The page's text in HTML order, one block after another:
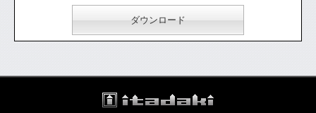
ダウンロード